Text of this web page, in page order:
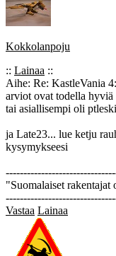
Kokkolanpoju
:: Lainaa ::
Aihe: Re: KastleVania
arviot ovat todella hyviä
tai asiallisempi oli
ja Late23... lue ketju
kysymykseesi
"Suomalaiset rakentajat
Vastaa Lainaa